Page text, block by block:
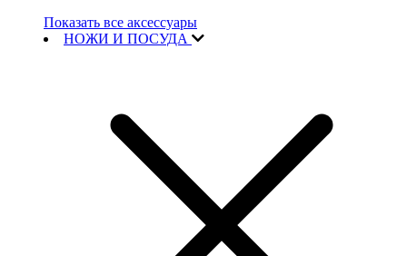
Показать все аксессуары
НОЖИ И ПОСУДА